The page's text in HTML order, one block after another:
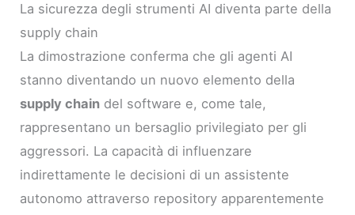
La sicurezza degli strumenti AI diventa parte della
supply chain
La dimostrazione conferma che gli agenti AI
stanno diventando un nuovo elemento della
supply chain del software e, come tale,
rappresentano un bersaglio privilegiato per gli
aggressori. La capacità di influenzare
indirettamente le decisioni di un assistente
autonomo attraverso repository apparentemente